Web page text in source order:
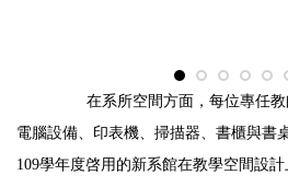
在系所空間方面，每位專任教師
電腦設備、印表機、掃描器、書櫃與書
109學年度啓用的新系館在教學空間設